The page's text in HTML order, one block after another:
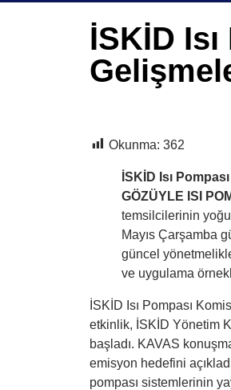
İSKİD
Okunma: 362
İSKİD Isı
GÖZÜYLE ISI
temsilcilerinin
Mayıs Çarşamba
güncel
ve uygulama
İSKİD Isı Pompası
etkinlik, İSKİD Yönetim
başladı. KAVAS
emisyon hedefini
pompası sistemlerinin